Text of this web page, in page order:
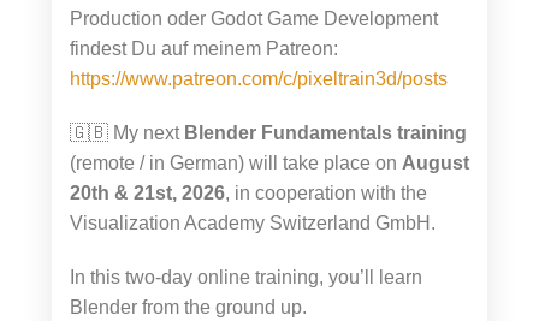
Production oder Godot Game Development
findest Du auf meinem Patreon:
https://www.patreon.com/c/pixeltrain3d/posts
🇬🇧 My next Blender Fundamentals training
(remote / in German) will take place on August
20th & 21st, 2026, in cooperation with the
Visualization Academy Switzerland GmbH.
In this two-day online training, you’ll learn
Blender from the ground up.